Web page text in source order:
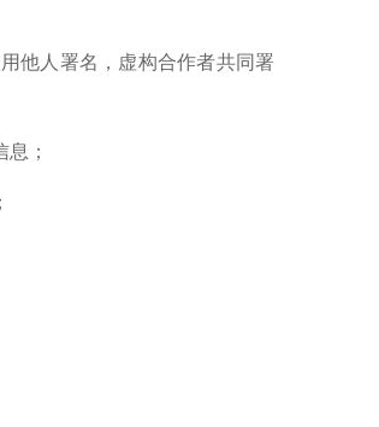
他人署名，虚构合作者共同署
；